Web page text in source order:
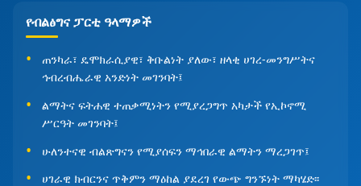
የብልፅግና ፓርቲ ዓላማዎች
ጠንካራ፣ ዴሞክራሲያዊ፣ ቅቡልነት ያለው፣ ዘላቂ ሀገረ-መንግሥትና
ኅብረብሔራዊ አንድነት መገንባት፤
ልማትና ፍትሐዊ ተጠቃሚነትን የሚያረጋግጥ አካታች የኢኮኖሚ
ሥርዓት መገንባት፤
ሁለንተናዊ ብልጽግናን የሚያሰፍን ማኅበራዊ ልማትን ማረጋገጥ፤
ሀገራዊ ክብርንና ጥቅምን ማዕከል ያደረገ የውጭ ግንኙነት ማካሄድ፡፡